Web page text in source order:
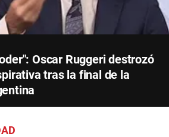
Oscar Ruggeri destrozó
tras la final de la